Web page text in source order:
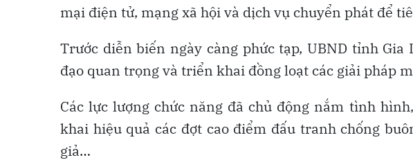
mại điện tử, mạng xã hội và dịch vụ chuyển phát để
Trước diễn biến ngày càng phức tạp, UBND tỉnh
đạo quan trọng và triển khai đồng loạt các giải pháp
Các lực lượng chức năng đã chủ động nắm tình
khai hiệu quả các đợt cao điểm đấu tranh chống
giả…